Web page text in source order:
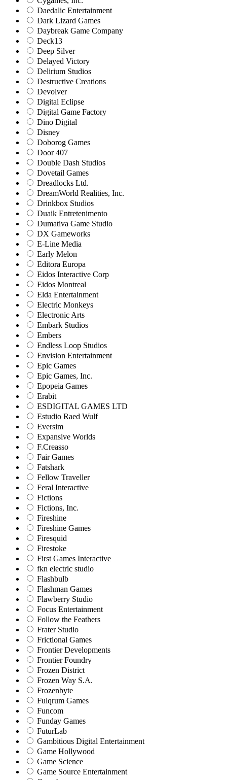
Daedalic Entertainment
Dark Lizard Games
Daybreak Game Company
Deck13
Deep Silver
Delayed Victory
Delirium Studios
Destructive Creations
Devolver
Digital Eclipse
Digital Game Factory
Dino Digital
Disney
Doborog Games
Door 407
Double Dash Studios
Dovetail Games
Dreadlocks Ltd.
DreamWorld Realities, Inc.
Drinkbox Studios
Duaik Entretenimento
Dumativa Game Studio
DX Gameworks
E-Line Media
Early Melon
Editora Europa
Eidos Interactive Corp
Eidos Montreal
Elda Entertainment
Electric Monkeys
Electronic Arts
Embark Studios
Embers
Endless Loop Studios
Envision Entertainment
Epic Games
Epic Games, Inc.
Epopeia Games
Erabit
ESDIGITAL GAMES LTD
Estudio Raed Wulf
Eversim
Expansive Worlds
F.Creasso
Fair Games
Fatshark
Fellow Traveller
Feral Interactive
Fictions
Fictions, Inc.
Fireshine
Fireshine Games
Firesquid
Firestoke
First Games Interactive
fkn electric studio
Flashbulb
Flashman Games
Flawberry Studio
Focus Entertainment
Follow the Feathers
Frater Studio
Frictional Games
Frontier Developments
Frontier Foundry
Frozen District
Frozen Way S.A.
Frozenbyte
Fulqrum Games
Funcom
Funday Games
FuturLab
Gambitious Digital Entertainment
Game Hollywood
Game Science
Game Source Entertainment